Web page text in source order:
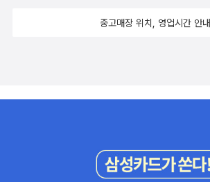
중고매장 위치, 영업시간 안내